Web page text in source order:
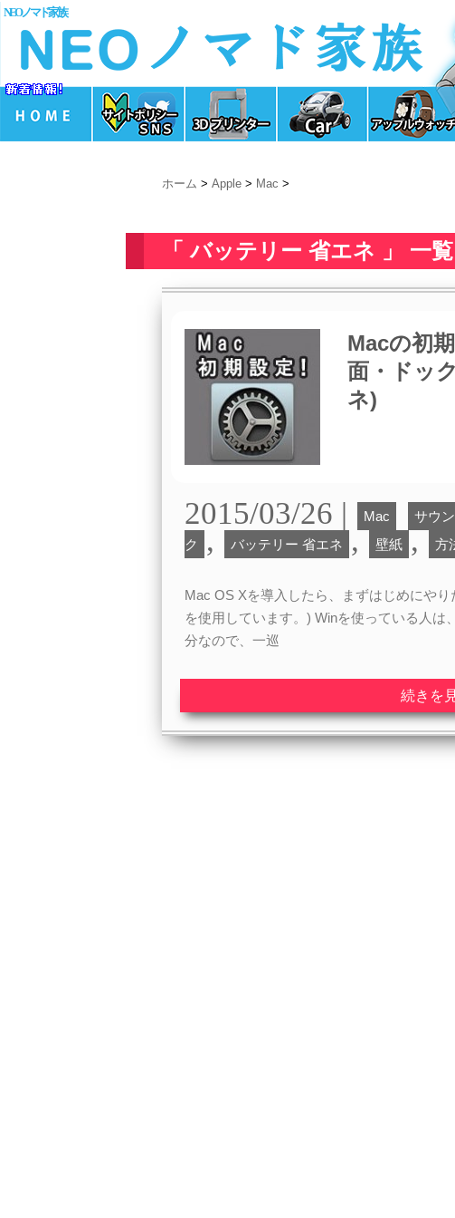
NEOノマド家族
ホーム > Apple > Mac >
「 バッテリー 省エネ 」 一覧
Macの初
面・ドッ
ネ)
2015/03/26 | Mac サウ
ク
, バッテリー 省エネ , 壁紙 , 方
Mac OS Xを導入したら、まずはじめにや
を使用しています。) Winを使っている人は
分なので、一巡
続きを